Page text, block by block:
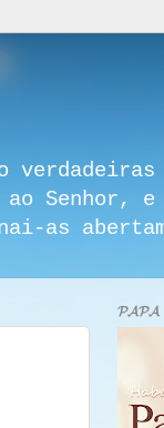
Senhor, e
as
𝓟𝓐𝓟𝓐